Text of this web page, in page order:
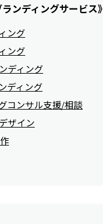
ンディングサービス》
ング
ング
ディング
ディング
コンサル支援/相談
ザイン